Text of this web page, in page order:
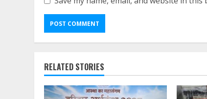
RELATED STORIES